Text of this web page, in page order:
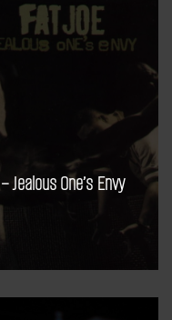
Jealous One’s Envy